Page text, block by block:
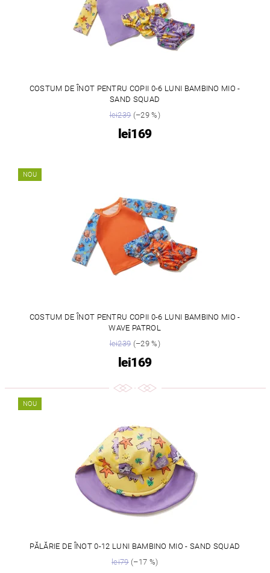
COSTUM DE ÎNOT PENTRU COPII 0-6 LUNI BAMBINO MIO -
SAND SQUAD
lei239(–29 %)
lei169
NOU
COSTUM DE ÎNOT PENTRU COPII 0-6 LUNI BAMBINO MIO -
WAVE PATROL
lei239(–29 %)
lei169
NOU
PĂLĂRIE DE ÎNOT 0-12 LUNI BAMBINO MIO - SAND SQUAD
lei79(–17 %)